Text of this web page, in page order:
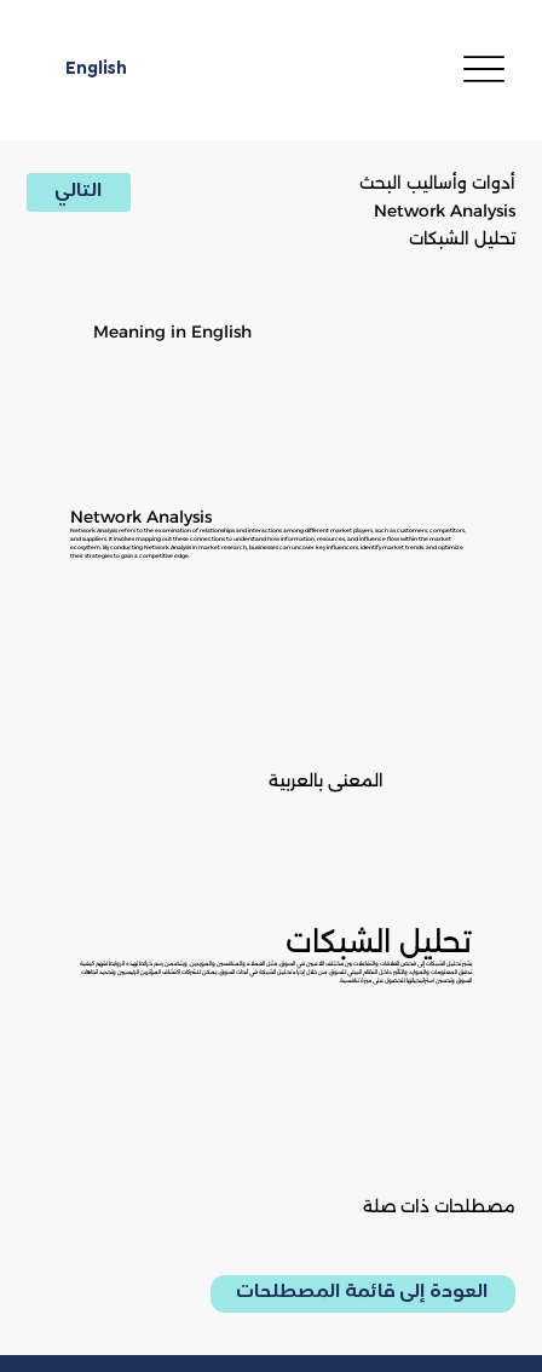
English
التالي
Network Analysis
تحليل الشبكات
أدوات وأساليب البحث
Meaning in English
Network Analysis
Network Analysis refers to the examination of relationships and interactions among different market players, such as customers, competitors,
and suppliers. It involves mapping out these connections to understand how information, resources, and influence flow within the market
ecosystem. By conducting Network Analysis in market research, businesses can uncover key influencers, identify market trends, and optimize
their strategies to gain a competitive edge.
المعنى بالعربية
تحليل الشبكات
يشير تحليل الشبكات إلى فحص العلاقات والتفاعلات بين مختلف اللاعبين في السوق، مثل العملاء والمنافسين والموردين. ويتضمن رسم خرائط لهذه الروابط لفهم كيفية
تدفق المعلومات والموارد والتأثير داخل النظام البيئي للسوق. من خلال إجراء تحليل الشبكة في أبحاث السوق، يمكن للشركات اكتشاف المؤثرين الرئيسيين وتحديد اتجاهات
السوق وتحسين استراتيجياتها للحصول على ميزة تنافسية.
مصطلحات ذات صلة
العودة إلى قائمة المصطلحات